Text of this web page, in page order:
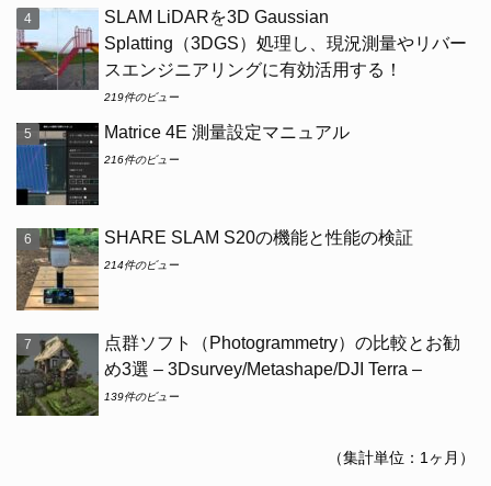
SLAM LiDARを3D Gaussian
Splatting（3DGS）処理し、現況測量やリバー
スエンジニアリングに有効活用する！
219件のビュー
Matrice 4E 測量設定マニュアル
216件のビュー
SHARE SLAM S20の機能と性能の検証
214件のビュー
点群ソフト（Photogrammetry）の比較とお勧
め3選 – 3Dsurvey/Metashape/DJI Terra –
139件のビュー
（集計単位：1ヶ月）